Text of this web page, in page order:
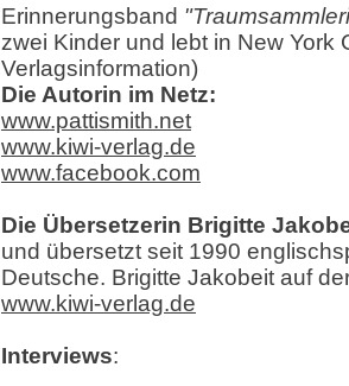
Erinnerungsband
zwei Kinder und lebt in New York
Verlagsinformation)
Die Autorin im Netz:
www.pattismith.net
www.kiwi-verlag.de
www.facebook.com
Die Übersetzerin Brigitte
und übersetzt seit 1990
Deutsche. Brigitte Jakobeit auf
www.kiwi-verlag.de
Interviews: